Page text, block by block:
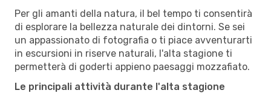
Per gli amanti della natura, il bel tempo ti consentirà
di esplorare la bellezza naturale dei dintorni. Se sei
un appassionato di fotografia o ti piace avventurarti
in escursioni in riserve naturali, l'alta stagione ti
permetterà di goderti appieno paesaggi mozzafiato.
Le principali attività durante l'alta stagione